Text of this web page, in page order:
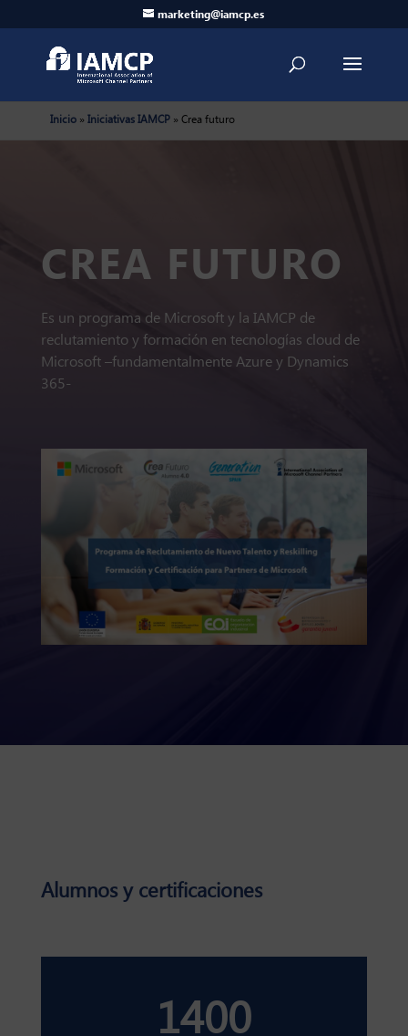
marketing@iamcp.es
Inicio» Iniciativas IAMCP» Crea futuro
CREA FUTURO
Es un programa de Microsoft y la IAMCP de
reclutamiento y formación en tecnologías cloud de
Microsoft –fundamentalmente Azure y Dynamics
365-
Alumnos y certificaciones
1400